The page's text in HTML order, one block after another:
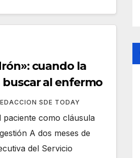
cuando la
buscar al enfermo
SDE TODAY
como cláusula
A dos meses de
del Servicio